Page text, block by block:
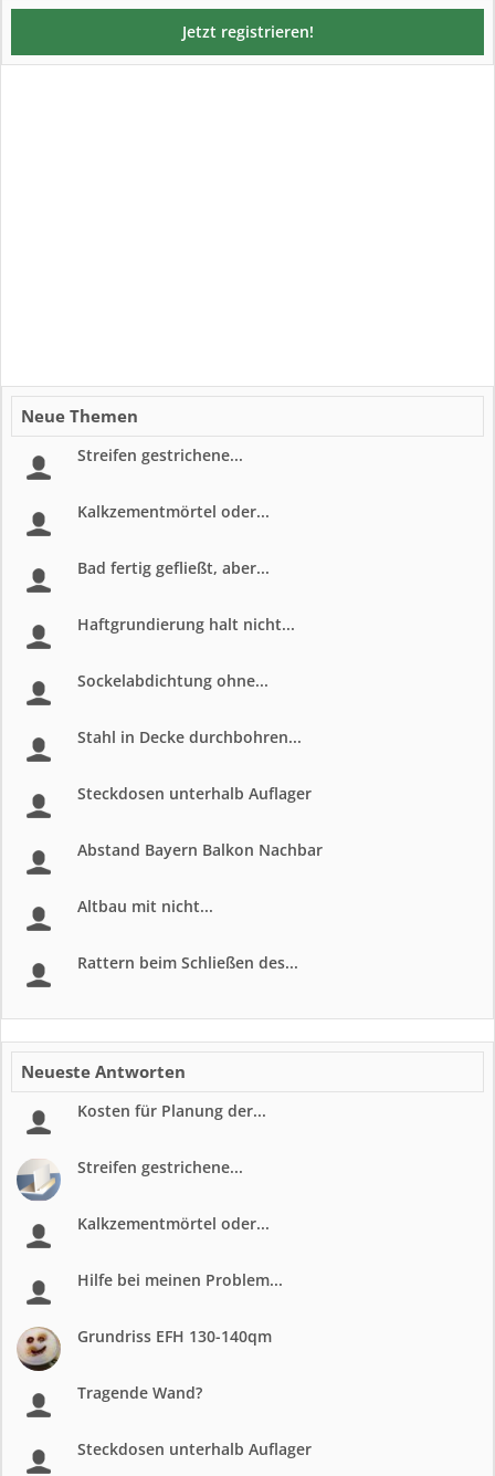
Jetzt registrieren!
Neue Themen
Streifen gestrichene...
Kalkzementmörtel oder...
Bad fertig gefließt, aber...
Haftgrundierung halt nicht...
Sockelabdichtung ohne...
Stahl in Decke durchbohren...
Steckdosen unterhalb Auflager
Abstand Bayern Balkon Nachbar
Altbau mit nicht...
Rattern beim Schließen des...
Neueste Antworten
Kosten für Planung der...
Streifen gestrichene...
Kalkzementmörtel oder...
Hilfe bei meinen Problem...
Grundriss EFH 130-140qm
Tragende Wand?
Steckdosen unterhalb Auflager